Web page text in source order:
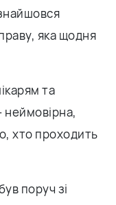
яка щодня
та
хто проходить
поруч зі